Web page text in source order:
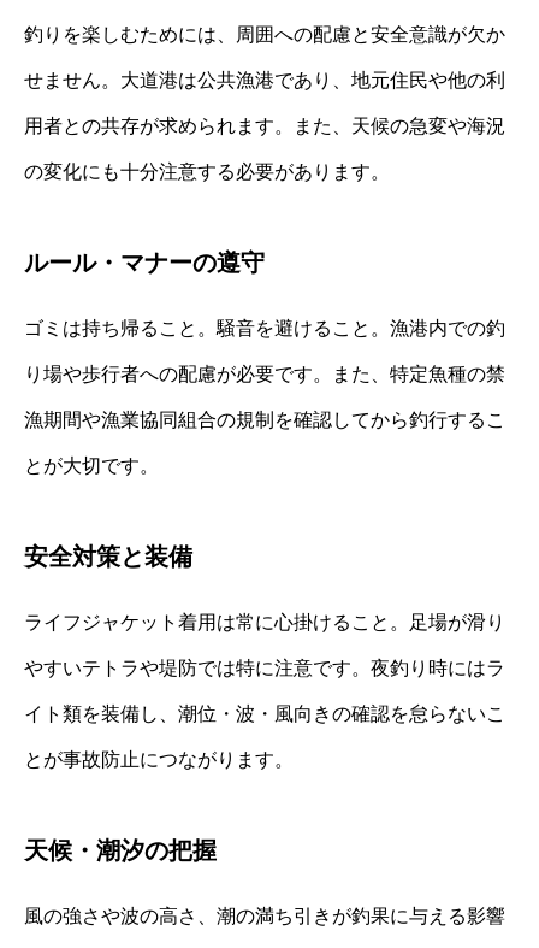
釣りを楽しむためには、周囲への配慮と安全意識が欠か
せません。大道港は公共漁港であり、地元住民や他の利
用者との共存が求められます。また、天候の急変や海況
の変化にも十分注意する必要があります。
ルール・マナーの遵守
ゴミは持ち帰ること。騒音を避けること。漁港内での釣
り場や歩行者への配慮が必要です。また、特定魚種の禁
漁期間や漁業協同組合の規制を確認してから釣行するこ
とが大切です。
安全対策と装備
ライフジャケット着用は常に心掛けること。足場が滑り
やすいテトラや堤防では特に注意です。夜釣り時にはラ
イト類を装備し、潮位・波・風向きの確認を怠らないこ
とが事故防止につながります。
天候・潮汐の把握
風の強さや波の高さ、潮の満ち引きが釣果に与える影響